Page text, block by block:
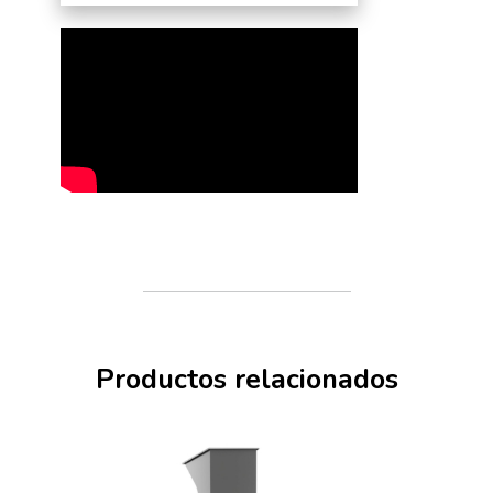
Productos relacionados